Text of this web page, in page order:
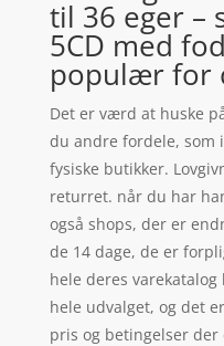
til 36 eger –
5CD med
populær for
Det er værd at huske
du andre fordele, som
fysiske butikker.
returret. når du har
også shops, der er
de 14 dage, de er
hele deres
hele udvalget, og det
pris og betingelser